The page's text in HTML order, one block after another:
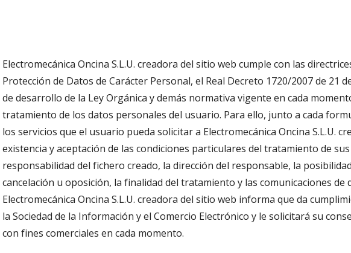
Electromecánica Oncina S.L.U. creadora del sitio web cumple con las
Protección de Datos de Carácter Personal, el Real Decreto 1720/2007 de 21
de desarrollo de la Ley Orgánica y demás normativa vigente en cada
tratamiento de los datos personales del usuario. Para ello, junto a cada
los servicios que el usuario pueda solicitar a Electromecánica Oncina S.L.U.
existencia y aceptación de las condiciones particulares del tratamiento de
responsabilidad del fichero creado, la dirección del responsable, la
cancelación u oposición, la finalidad del tratamiento y las comunicaciones de
Electromecánica Oncina S.L.U. creadora del sitio web informa que da
la Sociedad de la Información y el Comercio Electrónico y le solicitará su
con fines comerciales en cada momento.